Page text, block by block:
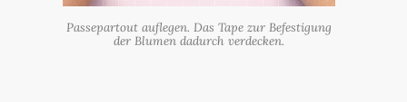
Passepartout auflegen. Das Tape zur Befestigung
der Blumen dadurch verdecken.